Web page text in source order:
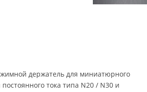
держатель для миниатюрного
постоянного тока типа N20 / N30 и